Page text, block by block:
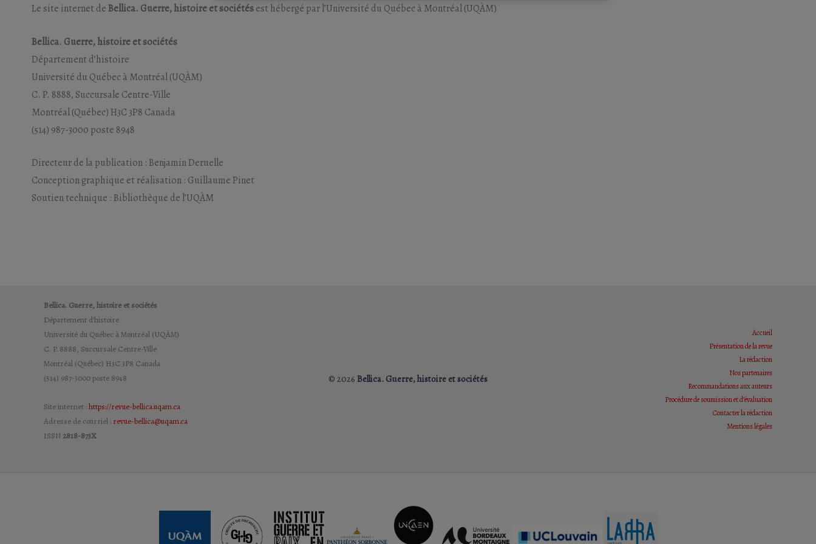
Le site internet deBellica. Guerre, histoire et sociétésest hébergé par l’Université du Québec à Montréal (UQÀM)
Bellica. Guerre, histoire et sociétés
Département d’histoire
Université du Québec à Montréal (UQÀM)
C. P. 8888, Succursale Centre-Ville
Montréal (Québec) H3C 3P8 Canada
(514) 987-3000 poste 8948
Directeur de la publication : Benjamin Deruelle
Conception graphique et réalisation : Guillaume Pinet
Soutien technique : Bibliothèque de l’UQÀM
Bellica. Guerre, histoire et sociétés
Département d’histoire
Université du Québec à Montréal (UQÀM)
C. P. 8888, Succursale Centre-Ville
Montréal (Québec) H3C 3P8 Canada
(514) 987-3000 poste 8948
Site internet :https://revue-bellica.uqam.ca
Adresse de courriel : revue-bellica@uqam.ca
ISSN 2818-873X
© 2026 Bellica. Guerre, histoire et sociétés
Accueil
Présentation de la revue
La rédaction
Nos partenaires
Recommandations aux auteurs
Procédure de soumission et d’évaluation
Contacter la rédaction
Mentions légales